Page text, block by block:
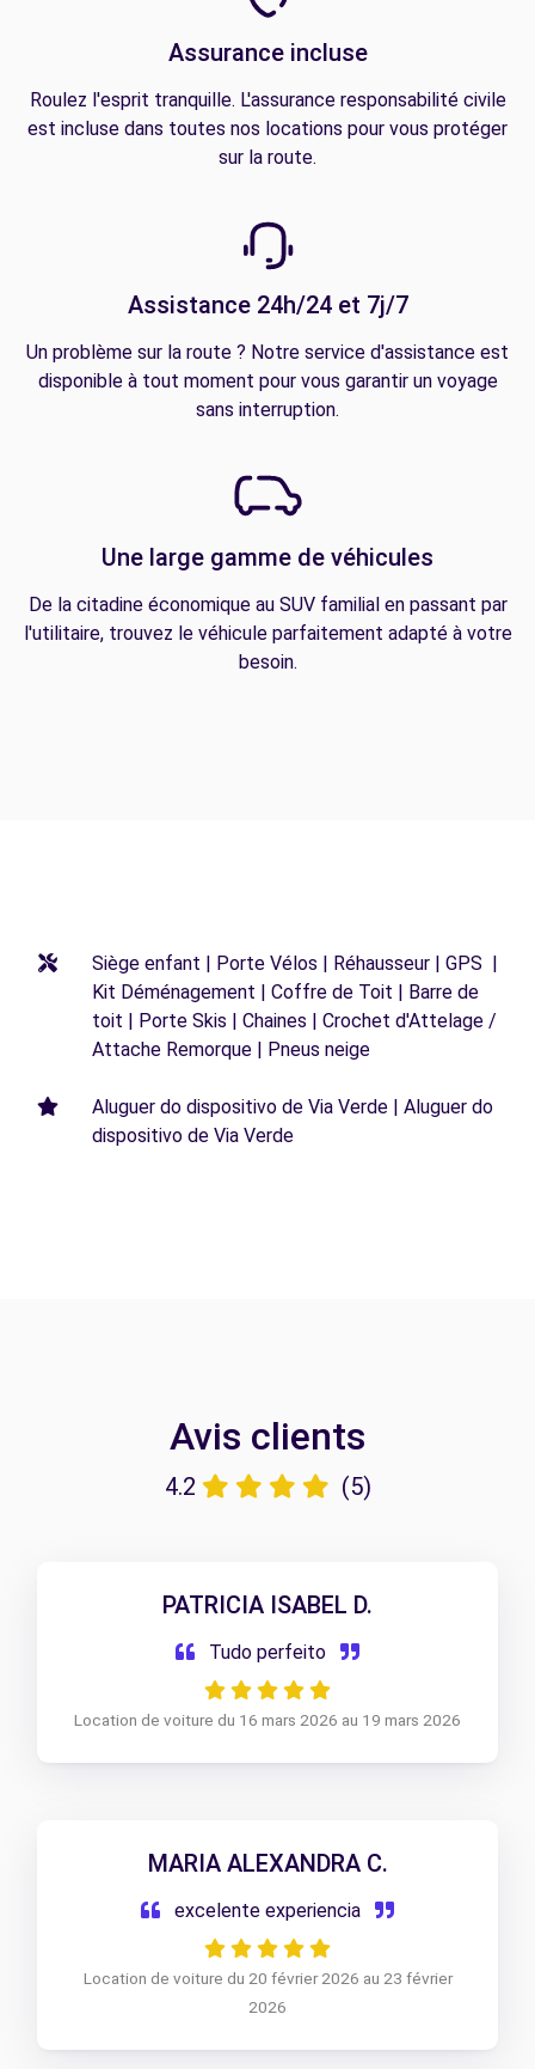
Assurance incluse
Roulez l'esprit tranquille. L'assurance responsabilité civile
est incluse dans toutes nos locations pour vous protéger
sur la route.
Assistance 24h/24 et 7j/7
Un problème sur la route ? Notre service d'assistance est
disponible à tout moment pour vous garantir un voyage
sans interruption.
Une large gamme de véhicules
De la citadine économique au SUV familial en passant par
l'utilitaire, trouvez le véhicule parfaitement adapté à votre
besoin.
Siège enfant | Porte Vélos | Réhausseur | GPS |
Kit Déménagement | Coffre de Toit | Barre de
toit | Porte Skis | Chaines | Crochet d'Attelage /
Attache Remorque | Pneus neige
Aluguer do dispositivo de Via Verde | Aluguer do
dispositivo de Via Verde
Avis clients
4.2 (5)
PATRICIA ISABEL D.
Tudo perfeito
Location de voiture du 16 mars 2026 au 19 mars 2026
MARIA ALEXANDRA C.
excelente experiencia
Location de voiture du 20 février 2026 au 23 février
2026